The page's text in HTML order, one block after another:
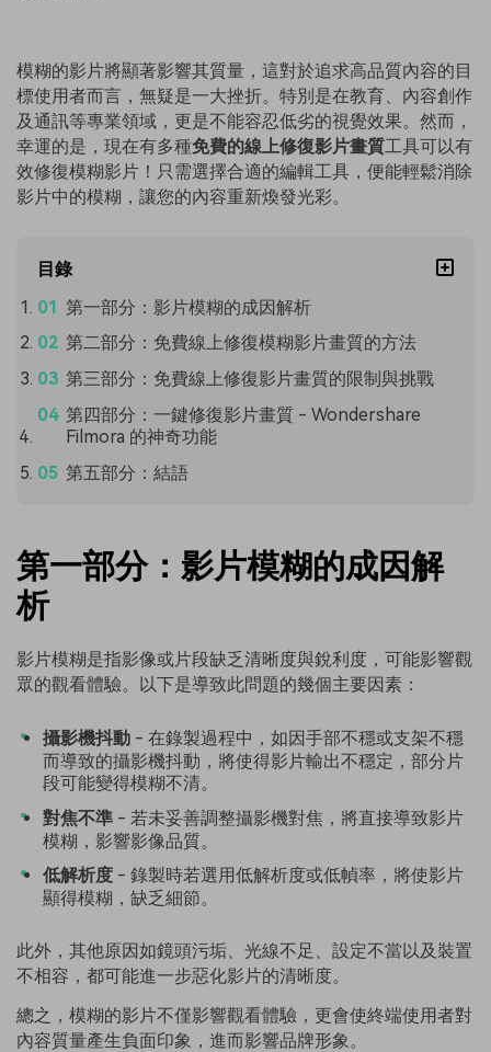
模糊的影片將顯著影響其質量，這對於追求高品質內容的目
標使用者而言，無疑是一大挫折。特別是在教育、內容創作
及通訊等專業領域，更是不能容忍低劣的視覺效果。然而，
幸運的是，現在有多種免費的線上修復影片畫質工具可以有
效修復模糊影片！只需選擇合適的編輯工具，便能輕鬆消除
影片中的模糊，讓您的內容重新煥發光彩。
目錄
第一部分：影片模糊的成因解析
第二部分：免費線上修復模糊影片畫質的方法
第三部分：免費線上修復影片畫質的限制與挑戰
第四部分：一鍵修復影片畫質 - Wondershare
Filmora 的神奇功能
第五部分：結語
第一部分：影片模糊的成因解
析
影片模糊是指影像或片段缺乏清晰度與銳利度，可能影響觀
眾的觀看體驗。以下是導致此問題的幾個主要因素：
攝影機抖動 - 在錄製過程中，如因手部不穩或支架不穩
而導致的攝影機抖動，將使得影片輸出不穩定，部分片
段可能變得模糊不清。
對焦不準 - 若未妥善調整攝影機對焦，將直接導致影片
模糊，影響影像品質。
低解析度 - 錄製時若選用低解析度或低幀率，將使影片
顯得模糊，缺乏細節。
此外，其他原因如鏡頭污垢、光線不足、設定不當以及裝置
不相容，都可能進一步惡化影片的清晰度。
總之，模糊的影片不僅影響觀看體驗，更會使終端使用者對
內容質量產生負面印象，進而影響品牌形象。